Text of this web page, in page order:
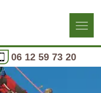
06 12 59 73 20